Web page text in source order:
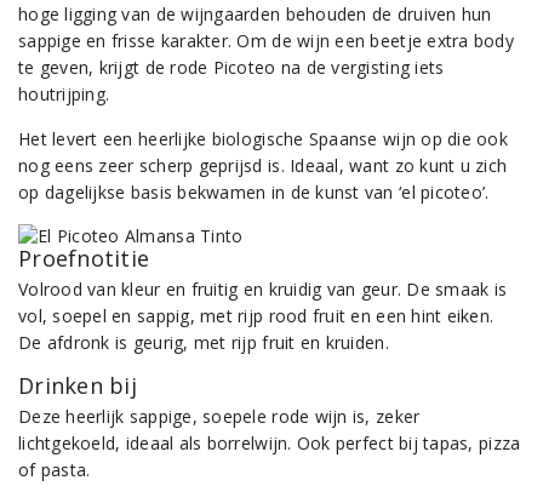
hoge ligging van de wijngaarden behouden de druiven hun
sappige en frisse karakter. Om de wijn een beetje extra body
te geven, krijgt de rode Picoteo na de vergisting iets
houtrijping.
Het levert een heerlijke biologische Spaanse wijn op die ook
nog eens zeer scherp geprijsd is. Ideaal, want zo kunt u zich
op dagelijkse basis bekwamen in de kunst van ‘el picoteo’.
Proefnotitie
Volrood van kleur en fruitig en kruidig van geur. De smaak is
vol, soepel en sappig, met rijp rood fruit en een hint eiken.
De afdronk is geurig, met rijp fruit en kruiden.
Drinken bij
Deze heerlijk sappige, soepele rode wijn is, zeker
lichtgekoeld, ideaal als borrelwijn. Ook perfect bij tapas, pizza
of pasta.